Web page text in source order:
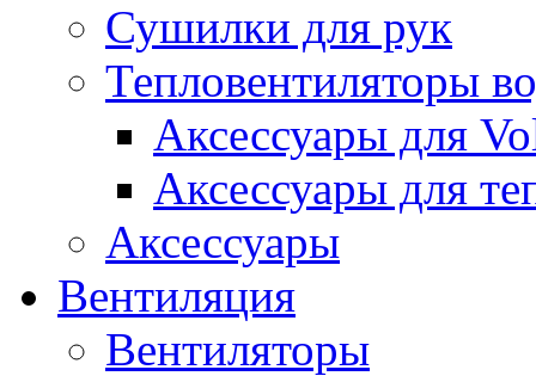
Сушилки для рук
Тепловентиляторы
Аксессуары для
Аксессуары для
Аксессуары
Вентиляция
Вентиляторы